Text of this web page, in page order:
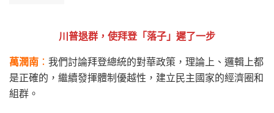
川普退群，使拜登「落子」遲了一步
萬潤南 ： 我們討論拜登總統的對華政策，理論上、邏輯上都
是正確的，繼續發揮體制優越性，建立民主國家的經濟圈和
組群。